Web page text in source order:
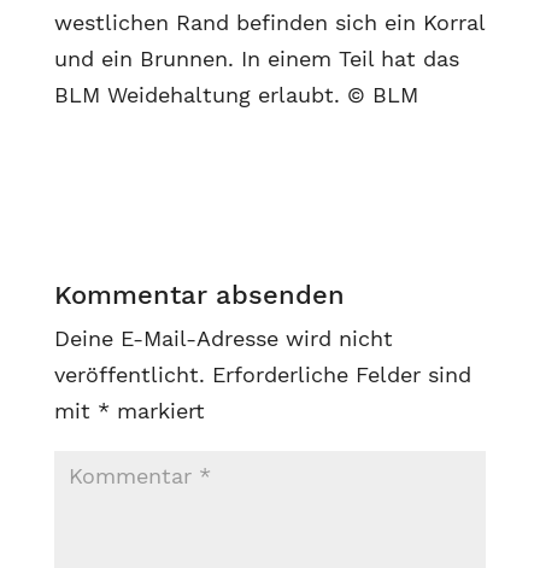
westlichen Rand befinden sich ein Korral
und ein Brunnen. In einem Teil hat das
BLM Weidehaltung erlaubt. © BLM
Kommentar absenden
Deine E-Mail-Adresse wird nicht
veröffentlicht. Erforderliche Felder sind
mit * markiert